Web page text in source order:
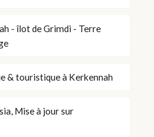
- îlot de Grimdi - Terre
& touristique à Kerkennah
Mise à jour sur